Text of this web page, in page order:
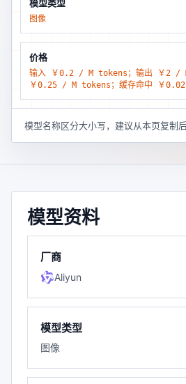
模型类型
图像
价格
输入 ￥0.2 / M tokens；输出 ￥2 /
￥0.25 / M tokens；缓存命中 ￥
模型名称区分大小写，建议从本页复制
模型资料
厂商
Aliyun
模型类型
图像